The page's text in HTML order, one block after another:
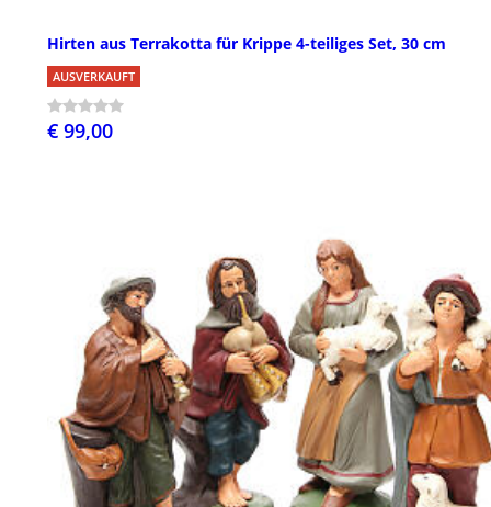
Hirten aus Terrakotta für Krippe 4-teiliges Set, 30 cm
AUSVERKAUFT
€ 99,00